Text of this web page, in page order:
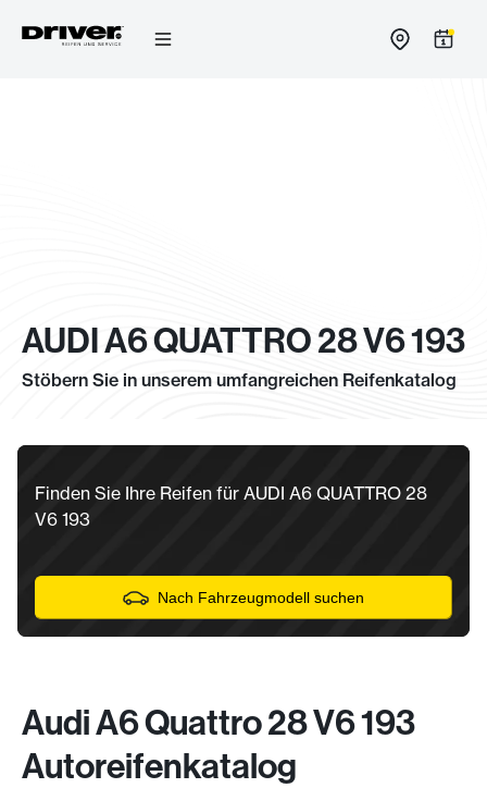
AUDI A6 QUATTRO 28 V6 193
Stöbern Sie in unserem umfangreichen Reifenkatalog
Finden Sie Ihre Reifen für AUDI A6 QUATTRO 28
V6 193
Nach Fahrzeugmodell suchen
Audi A6 Quattro 28 V6 193
Autoreifenkatalog